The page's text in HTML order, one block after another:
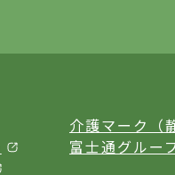
介護マーク（
富士通グルー